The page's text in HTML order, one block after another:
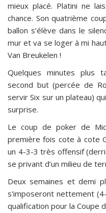
mieux placé. Platini ne
chance. Son quatrième
ballon s’élève dans le
mur et va se loger à mi
Van Breukelen !
Quelques minutes plus
second but (percée de
servir Six sur un plateau)
surprise.
Le coup de poker de
première fois cote à cote
un 4-3-3 très offensif
se privant d’un milieu de
Deux semaines et demi
s'imposeront nettement
qualification pour la Coupe